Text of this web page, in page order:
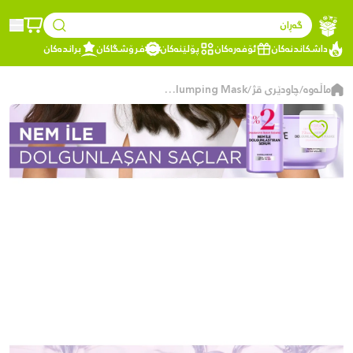
گەڕان
داشکاندنەکان
ئۆفەرەکان پۆلێنەکان فرۆشگاکان براندەکان
ماڵەوە/چاودێری قژ/
Elseve Hydra Hyaluronic 72 Hour Moisture Plumping Mask